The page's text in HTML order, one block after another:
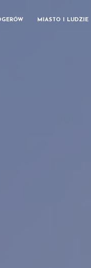
MIASTO I LUDZIE